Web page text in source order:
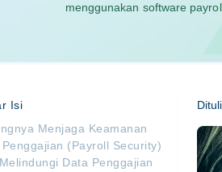
menggunakan software
Isi
Menjaga Keamanan
Penggajian (Payroll Security)
Data Penggajian